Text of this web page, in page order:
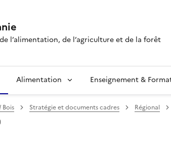
l’alimentation, de l’agriculture et de la forêt
Alimentation Enseignement &
Bois Stratégie et documents cadres Régional